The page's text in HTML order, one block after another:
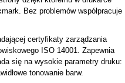
Bez problemów współpracuje
certyfikaty zarządzania
ISO 14001. Zapewnia
się na wysokie parametry druku:
tonowanie barw.